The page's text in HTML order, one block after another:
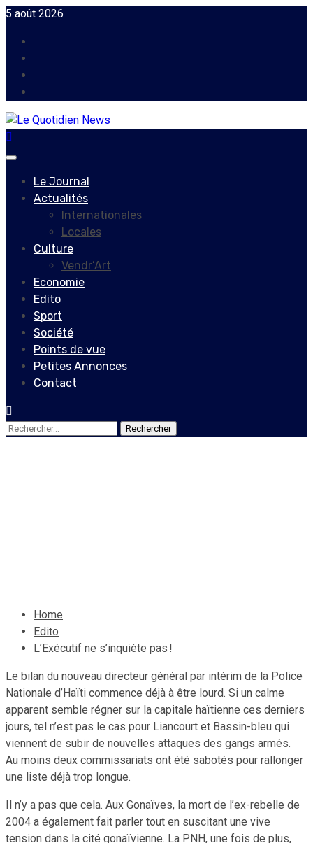
Skip
content
5 août 2026
Primary
Le Journal
Actualités
Internationales
Locales
Culture
Vendr’Art
Economie
Edito
Sport
Société
Points de vue
Petites Annonces
Contact
Rechercher :
Home
Edito
L’Exécutif ne s’inquiète pas !
Le bilan du nouveau directeur général par intérim de la Police
Nationale d’Haïti commence déjà à être lourd. Si un calme
apparent semble régner sur la capitale haïtienne ces derniers
jours, tel n’est pas le cas pour Liancourt et Bassin-bleu qui
viennent de subir de nouvelles attaques des gangs armés.
Au moins deux commissariats ont été sabotés pour rallonger
une liste déjà trop longue.
Il n’y a pas que cela. Aux Gonaïves, la mort de l’ex-rebelle de
2004 a également fait parler tout en suscitant une vive
tension dans la cité gonaïvienne. La PNH, une fois de plus,